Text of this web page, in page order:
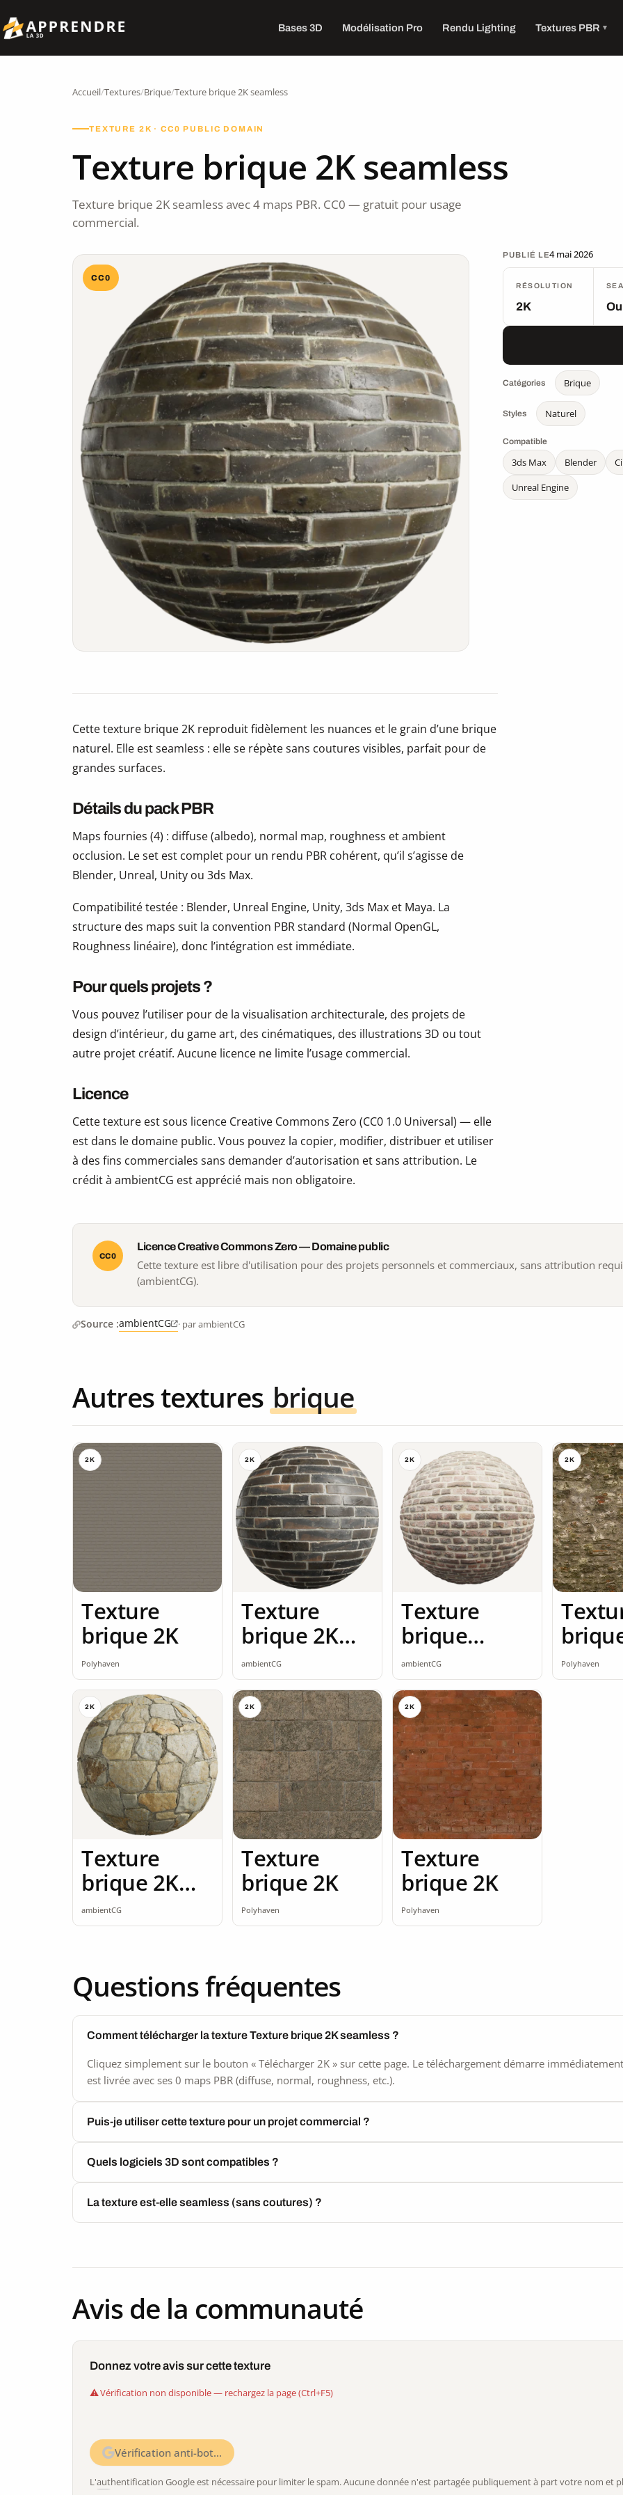
Bases 3D Modélisation Pro Rendu Lighting Textures PBR
Accueil/Textures/Brique/Texture brique 2K seamless
TEXTURE 2K · CC0 PUBLIC DOMAIN
Texture brique 2K seamless
Texture brique 2K seamless avec 4 maps PBR. CC0 — gratuit pour usage
commercial.
CC0
PUBLIÉ LE4 mai 2026
RÉSOLUTION
2K
Catégories Brique
Styles Naturel
Compatible
3ds Max Blender
Unreal Engine
Cette texture brique 2K reproduit fidèlement les nuances et le grain d’une brique
naturel. Elle est seamless : elle se répète sans coutures visibles, parfait pour de
grandes surfaces.
Détails du pack PBR
Maps fournies (4) : diffuse (albedo), normal map, roughness et ambient
occlusion. Le set est complet pour un rendu PBR cohérent, qu’il s’agisse de
Blender, Unreal, Unity ou 3ds Max.
Compatibilité testée : Blender, Unreal Engine, Unity, 3ds Max et Maya. La
structure des maps suit la convention PBR standard (Normal OpenGL,
Roughness linéaire), donc l’intégration est immédiate.
Pour quels projets ?
Vous pouvez l’utiliser pour de la visualisation architecturale, des projets de
design d’intérieur, du game art, des cinématiques, des illustrations 3D ou tout
autre projet créatif. Aucune licence ne limite l’usage commercial.
Licence
Cette texture est sous licence Creative Commons Zero (CC0 1.0 Universal) — elle
est dans le domaine public. Vous pouvez la copier, modifier, distribuer et utiliser
à des fins commerciales sans demander d’autorisation et sans attribution. Le
crédit à ambientCG est apprécié mais non obligatoire.
CC0
Licence Creative Commons Zero — Domaine public
Cette texture est libre d'utilisation pour des projets personnels et commerciaux, sans attribution
(ambientCG).
Source :ambientCG · par ambientCG
Autres textures brique
2K
Texture
brique 2K
Polyhaven
2K
Texture
brique 2K
seamless
ambientCG
2K
Texture
brique
brique
vintage 2K
seamless
ambientCG
2K
2K
Polyhaven
2K
Texture
brique 2K
seamless
ambientCG
2K
Texture
brique 2K
Polyhaven
2K
Texture
brique 2K
Polyhaven
Questions fréquentes
Comment télécharger la texture Texture brique 2K seamless ?
Cliquez simplement sur le bouton « Télécharger 2K » sur cette page. Le téléchargement démarre
est livrée avec ses 0 maps PBR (diffuse, normal, roughness, etc.).
Puis-je utiliser cette texture pour un projet commercial ?
Quels logiciels 3D sont compatibles ?
La texture est-elle seamless (sans coutures) ?
Avis de la communauté
Donnez votre avis sur cette texture
Vérification non disponible — rechargez la page (Ctrl+F5)
Vérification anti-bot…
L'authentification Google est nécessaire pour limiter le spam. Aucune donnée n'est partagée publiquement à part votre nom et